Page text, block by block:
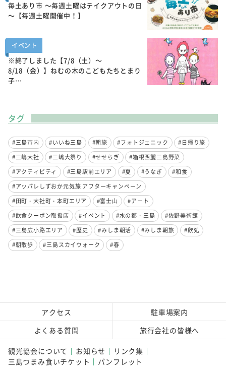
毎土あり市 ～毎週土曜はテイクアウトの日
～【毎週土曜開催中！】
イベント
※終了しました【7/8（土）～
8/18（金）】ねむの木のこどもたちとまり
子…
タグ
#三島市内 #いいね三島 #朝旅 #フォトジェニック
#日帰り旅
#三嶋大社
#三嶋大祭り #せせらぎ
#箱根西麓三島野菜
#アクティビティ
#三島駅前エリア #夏 #うなぎ
#和食
#アッパレしずおか元気旅 アフターキャンペーン
#田町・大社町・本町エリア
#富士山
#アート
#飲食クーポン取扱店
#イベント #水の都・三島
#佐野美術館
#三島広小路エリア
#歴史 #みしま朝活 #みしま朝旅
#飲処
#朝散歩
#三島スカイウォーク #春
アクセス
駐車場案内
よくある質問
旅行会社の皆様へ
観光協会について お知らせ
リンク集
三島つまみ食いチケット
パンフレット